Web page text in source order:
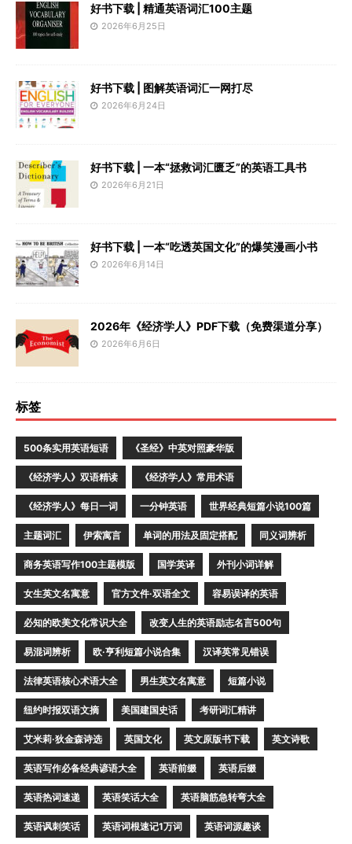
好书下载 | 精通英语词汇100主题
2026年6月25日
好书下载 | 图解英语词汇一网打尽
2026年6月24日
好书下载 | 一本“拯救词汇匮乏”的英语工具书
2026年6月21日
好书下载 | 一本“吃透英国文化”的爆笑漫画小书
2026年6月14日
2026年《经济学人》PDF下载（免费渠道分享）
2026年6月6日
标签
500条实用英语短语 《圣经》中英对照豪华版
《经济学人》双语精读 《经济学人》常用术语
《经济学人》每日一词 一分钟英语 世界经典短篇小说100篇
主题词汇 伊索寓言 单词的用法及固定搭配 同义词辨析
商务英语写作100主题模版 国学英译 外刊小词详解
女生英文名寓意 官方文件·双语全文 容易误译的英语
必知的欧美文化常识大全 改变人生的英语励志名言500句
易混词辨析 欧·亨利短篇小说合集 汉译英常见错误
法律英语核心术语大全 男生英文名寓意 短篇小说
纽约时报双语文摘 美国建国史话 考研词汇精讲
艾米莉·狄金森诗选 英国文化 英文原版书下载 英文诗歌
英语写作必备经典谚语大全 英语前缀 英语后缀
英语热词速递 英语笑话大全 英语脑筋急转弯大全
英语讽刺笑话 英语词根速记1万词 英语词源趣谈